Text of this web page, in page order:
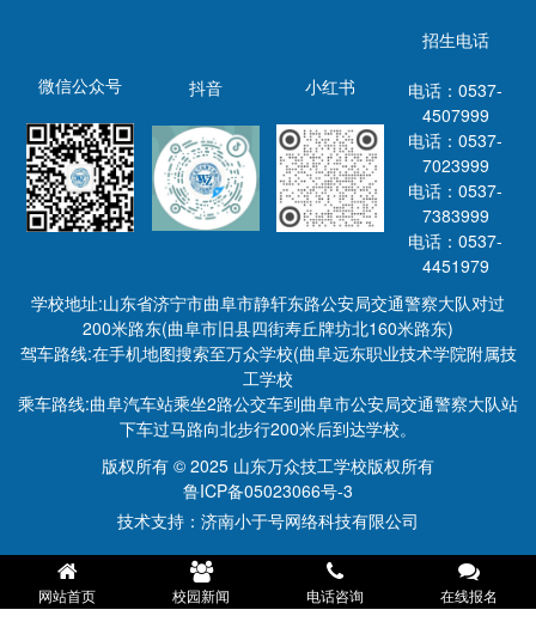
微信公众号 抖音 小红书
招生电话
电话：0537-
4507999
电话：0537-
7023999
电话：0537-
7383999
电话：0537-
4451979
学校地址:山东省济宁市曲阜市静轩东路公安局交通警察大队对过
200米路东(曲阜市旧县四街寿丘牌坊北160米路东)
驾车路线:在手机地图搜索至万众学校(曲阜远东职业技术学院附属技
工学校
乘车路线:曲阜汽车站乘坐2路公交车到曲阜市公安局交通警察大队站
下车过马路向北步行200米后到达学校。
版权所有 © 2025 山东万众技工学校版权所有
鲁ICP备05023066号-3
技术支持：济南小于号网络科技有限公司
网站首页 校园新闻 电话咨询 在线报名